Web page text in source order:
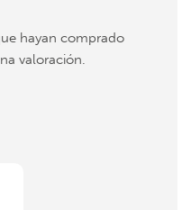
hayan comprado
valoración.